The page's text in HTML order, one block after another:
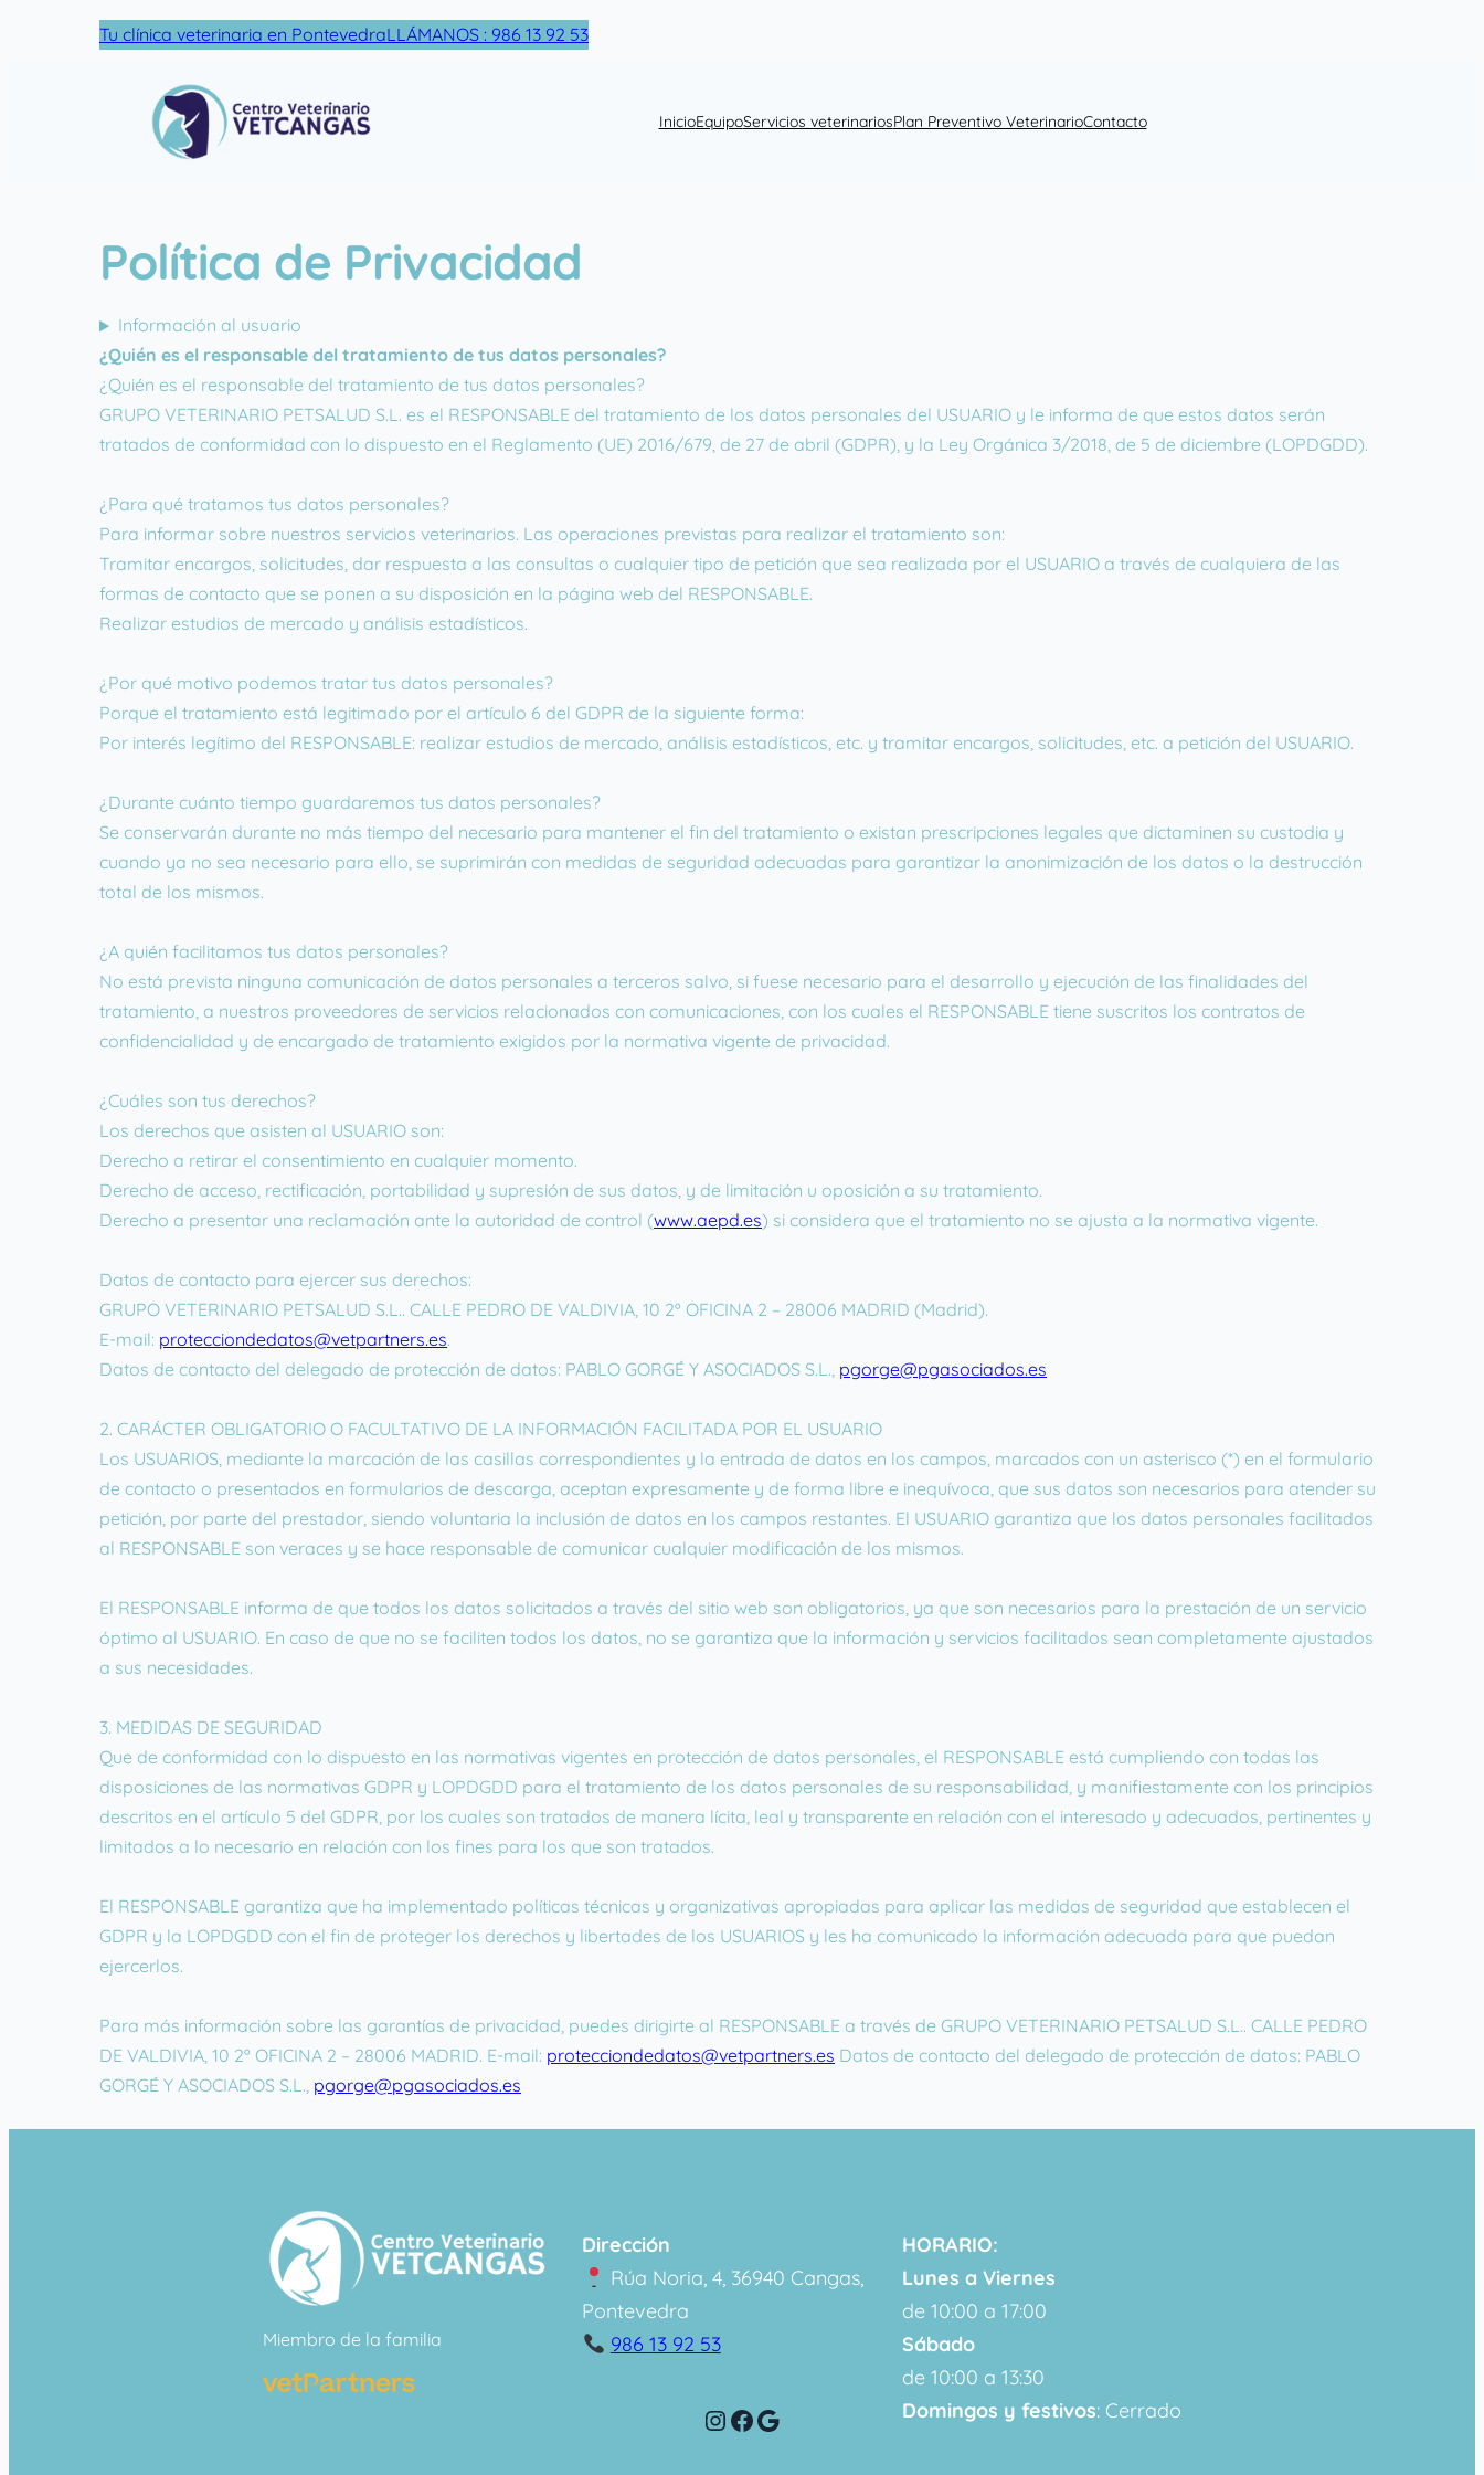
Tu clínica veterinaria en PontevedraLLÁMANOS : 986 13 92 53
InicioEquipoServicios veterinariosPlan Preventivo VeterinarioContacto
Política de Privacidad
Información al usuario
¿Quién es el responsable del tratamiento de tus datos personales?
¿Quién es el responsable del tratamiento de tus datos personales?
GRUPO VETERINARIO PETSALUD S.L. es el RESPONSABLE del tratamiento de los datos personales del USUARIO y le informa de que estos datos serán
tratados de conformidad con lo dispuesto en el Reglamento (UE) 2016/679, de 27 de abril (GDPR), y la Ley Orgánica 3/2018, de 5 de diciembre (LOPDGDD).
¿Para qué tratamos tus datos personales?
Para informar sobre nuestros servicios veterinarios. Las operaciones previstas para realizar el tratamiento son:
Tramitar encargos, solicitudes, dar respuesta a las consultas o cualquier tipo de petición que sea realizada por el USUARIO a través de cualquiera de las
formas de contacto que se ponen a su disposición en la página web del RESPONSABLE.
Realizar estudios de mercado y análisis estadísticos.
¿Por qué motivo podemos tratar tus datos personales?
Porque el tratamiento está legitimado por el artículo 6 del GDPR de la siguiente forma:
Por interés legítimo del RESPONSABLE: realizar estudios de mercado, análisis estadísticos, etc. y tramitar encargos, solicitudes, etc. a petición del USUARIO.
¿Durante cuánto tiempo guardaremos tus datos personales?
Se conservarán durante no más tiempo del necesario para mantener el fin del tratamiento o existan prescripciones legales que dictaminen su custodia y
cuando ya no sea necesario para ello, se suprimirán con medidas de seguridad adecuadas para garantizar la anonimización de los datos o la destrucción
total de los mismos.
¿A quién facilitamos tus datos personales?
No está prevista ninguna comunicación de datos personales a terceros salvo, si fuese necesario para el desarrollo y ejecución de las finalidades del
tratamiento, a nuestros proveedores de servicios relacionados con comunicaciones, con los cuales el RESPONSABLE tiene suscritos los contratos de
confidencialidad y de encargado de tratamiento exigidos por la normativa vigente de privacidad.
¿Cuáles son tus derechos?
Los derechos que asisten al USUARIO son:
Derecho a retirar el consentimiento en cualquier momento.
Derecho de acceso, rectificación, portabilidad y supresión de sus datos, y de limitación u oposición a su tratamiento.
Derecho a presentar una reclamación ante la autoridad de control (www.aepd.es) si considera que el tratamiento no se ajusta a la normativa vigente.
Datos de contacto para ejercer sus derechos:
GRUPO VETERINARIO PETSALUD S.L.. CALLE PEDRO DE VALDIVIA, 10 2º OFICINA 2 – 28006 MADRID (Madrid).
E-mail: protecciondedatos@vetpartners.es.
Datos de contacto del delegado de protección de datos: PABLO GORGÉ Y ASOCIADOS S.L., pgorge@pgasociados.es
2. CARÁCTER OBLIGATORIO O FACULTATIVO DE LA INFORMACIÓN FACILITADA POR EL USUARIO
Los USUARIOS, mediante la marcación de las casillas correspondientes y la entrada de datos en los campos, marcados con un asterisco (*) en el formulario
de contacto o presentados en formularios de descarga, aceptan expresamente y de forma libre e inequívoca, que sus datos son necesarios para atender su
petición, por parte del prestador, siendo voluntaria la inclusión de datos en los campos restantes. El USUARIO garantiza que los datos personales facilitados
al RESPONSABLE son veraces y se hace responsable de comunicar cualquier modificación de los mismos.
El RESPONSABLE informa de que todos los datos solicitados a través del sitio web son obligatorios, ya que son necesarios para la prestación de un servicio
óptimo al USUARIO. En caso de que no se faciliten todos los datos, no se garantiza que la información y servicios facilitados sean completamente ajustados
a sus necesidades.
3. MEDIDAS DE SEGURIDAD
Que de conformidad con lo dispuesto en las normativas vigentes en protección de datos personales, el RESPONSABLE está cumpliendo con todas las
disposiciones de las normativas GDPR y LOPDGDD para el tratamiento de los datos personales de su responsabilidad, y manifiestamente con los principios
descritos en el artículo 5 del GDPR, por los cuales son tratados de manera lícita, leal y transparente en relación con el interesado y adecuados, pertinentes y
limitados a lo necesario en relación con los fines para los que son tratados.
El RESPONSABLE garantiza que ha implementado políticas técnicas y organizativas apropiadas para aplicar las medidas de seguridad que establecen el
GDPR y la LOPDGDD con el fin de proteger los derechos y libertades de los USUARIOS y les ha comunicado la información adecuada para que puedan
ejercerlos.
Para más información sobre las garantías de privacidad, puedes dirigirte al RESPONSABLE a través de GRUPO VETERINARIO PETSALUD S.L.. CALLE PEDRO
DE VALDIVIA, 10 2º OFICINA 2 – 28006 MADRID. E-mail: protecciondedatos@vetpartners.es Datos de contacto del delegado de protección de datos: PABLO
GORGÉ Y ASOCIADOS S.L., pgorge@pgasociados.es
Miembro de la familia
Dirección
Rúa Noria, 4, 36940 Cangas,
Pontevedra
986 13 92 53
InstagramFacebook Google
HORARIO:
Lunes a Viernes
de 10:00 a 17:00
Sábado
de 10:00 a 13:30
Domingos y festivos: Cerrado